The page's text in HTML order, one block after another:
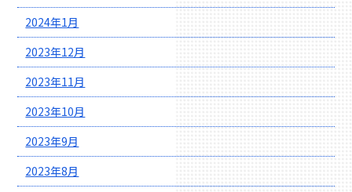
2024年1月
2023年12月
2023年11月
2023年10月
2023年9月
2023年8月